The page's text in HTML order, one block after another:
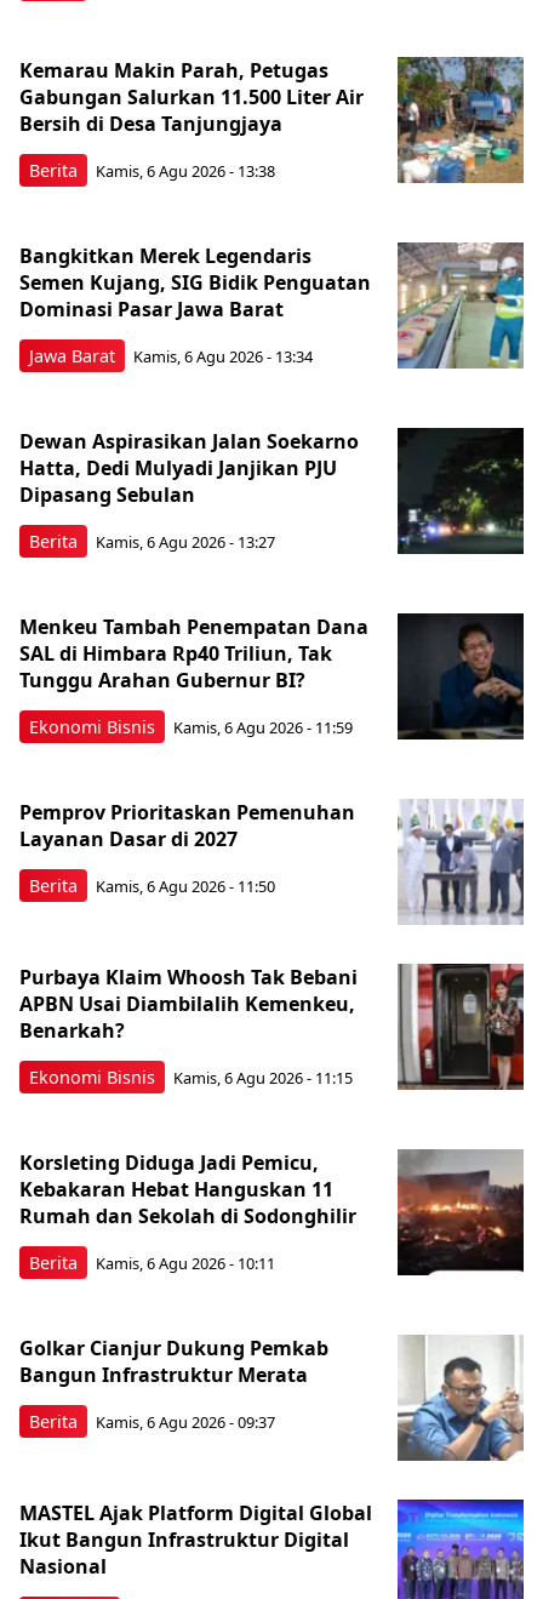
Berita
Kemarau Makin Parah, Petugas
Gabungan Salurkan 11.500 Liter Air
Bersih di Desa Tanjungjaya
Kamis, 6 Agu 2026 - 13:38
Jawa Barat
Bangkitkan Merek Legendaris
Semen Kujang, SIG Bidik Penguatan
Dominasi Pasar Jawa Barat
Kamis, 6 Agu 2026 - 13:34
Berita
Dewan Aspirasikan Jalan Soekarno
Hatta, Dedi Mulyadi Janjikan PJU
Dipasang Sebulan
Kamis, 6 Agu 2026 - 13:27
Ekonomi Bisnis
Menkeu Tambah Penempatan Dana
SAL di Himbara Rp40 Triliun, Tak
Tunggu Arahan Gubernur BI?
Kamis, 6 Agu 2026 - 11:59
Berita
Pemprov Prioritaskan Pemenuhan
Layanan Dasar di 2027
Kamis, 6 Agu 2026 - 11:50
Ekonomi Bisnis
Purbaya Klaim Whoosh Tak Bebani
APBN Usai Diambilalih Kemenkeu,
Benarkah?
Kamis, 6 Agu 2026 - 11:15
Berita
Korsleting Diduga Jadi Pemicu,
Kebakaran Hebat Hanguskan 11
Rumah dan Sekolah di Sodonghilir
Kamis, 6 Agu 2026 - 10:11
Berita
Golkar Cianjur Dukung Pemkab
Bangun Infrastruktur Merata
Kamis, 6 Agu 2026 - 09:37
MASTEL Ajak Platform Digital Global
Ikut Bangun Infrastruktur Digital
Nasional